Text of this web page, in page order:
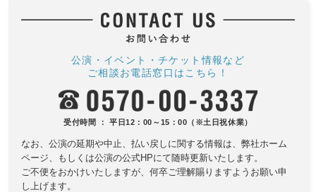
公演・イベント・チケット情報など
ご相談お電話窓口はこちら！
受付時間 ： 平日12：00～15：00（※土日祝休業）
なお、公演の延期や中止、払い戻しに関する情報は、 弊社ホーム
ページ、もしくは公演の公式HPにて随時更新いたします。
ご不便をおかけいたしますが、何卒ご理解賜りますようお願い申
し上げます。